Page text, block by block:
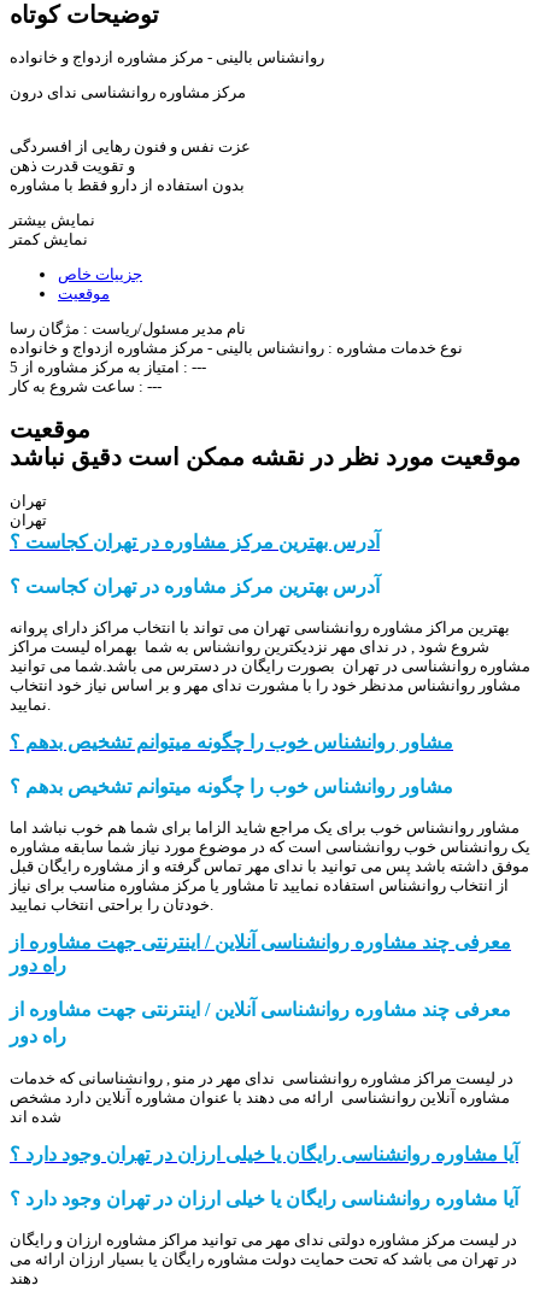
توضیحات کوتاه
روانشناس بالینی - مرکز مشاوره ازدواج و خانواده
مرکز مشاوره روانشناسی ندای درون
عزت نفس و فنون رهایی از افسردگی
و تقویت قدرت ذهن
بدون استفاده از دارو فقط با مشاوره
نمایش بیشتر
نمایش کمتر
جزییات خاص
موقعیت
نام مدیر مسئول/ریاست : مژگان رسا
نوع خدمات مشاوره : روانشناس بالینی - مرکز مشاوره ازدواج و خانواده
امتیاز به مرکز مشاوره از 5 : ---
ساعت شروع به کار : ---
موقعیت
موقعیت مورد نظر در نقشه ممکن است دقیق نباشد
تهران
تهران
آدرس بهترین مرکز مشاوره در تهران کجاست ؟
آدرس بهترین مرکز مشاوره در تهران کجاست ؟
بهترین مراکز مشاوره روانشناسی تهران می تواند با انتخاب مراکز دارای پروانه
شروع شود , در ندای مهر نزدیکترین روانشناس به شما بهمراه لیست مراکز
مشاوره روانشناسی در تهران بصورت رایگان در دسترس می باشد.شما می توانید
مشاور روانشناس مدنظر خود را با مشورت ندای مهر و بر اساس نیاز خود انتخاب
مشاور روانشناس خوب را چگونه میتوانم تشخیص بدهم ؟
مشاور روانشناس خوب را چگونه میتوانم تشخیص بدهم ؟
مشاور روانشناس خوب برای یک مراجع شاید الزاما برای شما هم خوب نباشد اما
یک روانشناس خوب روانشناسی است که در موضوع مورد نیاز شما سابقه مشاوره
موفق داشته باشد پس می توانید با ندای مهر تماس گرفته و از مشاوره رایگان قبل
از انتخاب روانشناس استفاده نمایید تا مشاور یا مرکز مشاوره مناسب برای نیاز
خودتان را براحتی انتخاب نمایید.
معرفی چند مشاوره روانشناسی آنلاین / اینترنتی جهت مشاوره از
راه دور
معرفی چند مشاوره روانشناسی آنلاین / اینترنتی جهت مشاوره از
راه دور
در لیست مراکز مشاوره روانشناسی ندای مهر در منو , روانشناسانی که خدمات
مشاوره آنلاین روانشناسی ارائه می دهند با عنوان مشاوره آنلاین دارد مشخص
شده اند
آیا مشاوره روانشناسی رایگان یا خیلی ارزان در تهران وجود دارد ؟
آیا مشاوره روانشناسی رایگان یا خیلی ارزان در تهران وجود دارد ؟
در لیست مرکز مشاوره دولتی ندای مهر می توانید مراکز مشاوره ارزان و رایگان
در تهران می باشد که تحت حمایت دولت مشاوره رایگان یا بسیار ارزان ارائه می
دهند